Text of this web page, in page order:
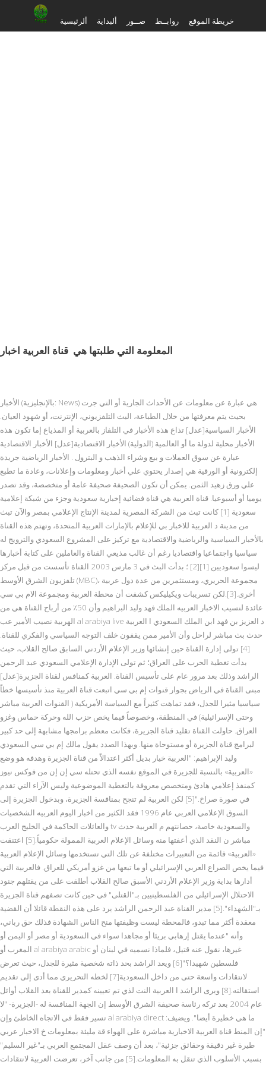
ألرئيسية ألبداية صــور روابــط خريطة الموقع
المعلومة التي طلبتها هي قناة العربية اخبار
الأخبار (بالإنجليزية: News) هي عبارة عن معلومات عن الأحداث الجارية أو التي جرت
بحيث يتم معرفتها من خلال الطباعة، البث التلفزيوني، الإنترنت، أو شهود العيان.
الأخبار السياسية[عدل] تذاع هذه الأخبار في التلفاز بالعربية أو المذياع إما تكون هذه
الأخبار محلية لدولة ما أو العالمية (الدولية) الأخبار الاقتصادية[عدل] الأخبار الاقتصادية
عبارة عن سوق العملات و بيع وشراء الذهب و البترول . الأخبار الرياضية جريدة
إلكترونية أو الورقية هي إصدار يحتوي علي أخبار ومعلومات وإعلانات، وعادة ما تطبع
علي ورق زهيد الثمن. يمكن أن تكون الصحيفة صحيفة عامة أو متخصصة، وقد تصدر
يوميا أو أسبوعيا. قناة العربية هي قناة فضائية إخبارية سعودية وجزء من شبكة إعلامية
سعودية [1] كانت تبث من الشركة المصرية لمدينة الإنتاج الإعلامي بمصر والآن تبث
من مدينة د العربية للاخبار بي للإعلام بالإمارات العربية المتحدة، وتهتم هذه القناة
بالأخبار السياسية والرياضية والاقتصادية مع تركيز على المشروع السعودي والترويج له
سياسيا واجتماعيا واقتصاديا رغم أن غالب مذيعي القناة والعاملين على كتابة أخبارها
ليسوا سعوديين [1][2] ؛ بدأت البث في 3 مارس 2003 القناة تأسست من قبل مركز
تلفزيون الشرق الأوسط (MBC)، مجموعة الحريري، ومستثمرين من عدة دول عربية
أخرى.[3].لكن تسريبات ويكيليكس كشفت أن محطة العربية ومجموعة الام بي سي
عائدة لنسيب الاخبار العربیه الملك فهد وليد البراهيم وأن 50٪ من أرباح القناة هي من
الهربية نصيب الأمير عب al arabiya live د العزيز بن فهد ابن الملك السعودي ا العربية
حدث بث مباشر لراحل وأن الأمير ممن يقفون خلف التوجه السياسي والفكري للقناة.
[4] تولى إدارة القناة حين إنشائها وزير الإعلام الأردني السابق صالح القلاب، حيث
بدأت تغطية الحرب على العراق؛ ثم تولى الإدارة الإعلامي السعودي عبد الرحمن
الراشد وذلك بعد مرور عام على تأسيس القناة. العربية كمنافس لقناة الجزيرة[عدل]
مبنى القناة في الرياض بجوار قنوات إم بي سي اتبعت قناة العربية منذ تأسيسها خطاً
سياسيا مثيرا للجدل، فقد تماهت كثيراً مع السياسة الأمريكية ( القنوات العربية مباشر
وحتى الإسرائيلية) في المنطقة، وخصوصاً فيما يخص حزب الله وحركة حماس وغزو
العراق. حاولت القناة تقليد قناة الجزيرة، فكانت معظم برامجها مشابهة إلى حد كبير
لبرامج قناة الجزيرة أو مستوحاة منها. وبهذا الصدد يقول مالك إم بي سي السعودي
وليد الإبراهيم: "العربية خيار بديل أكثر اعتدالاً من قناة الجزيرة وهدفه هو وضع
«العربية» بالنسبة للجزيرة في الموقع نفسه الذي تحتله سي إن إن من فوكس نيوز
كمنفذ إعلامي هادئ ومتخصص معروفة بالتغطية الموضوعية وليس الآراء التي تقدم
في صورة صراخ."[5] لكن العربية لم تنجح بمنافسة الجزيرة، وبدخول الجزيرة إلى
السوق الإعلامي العربي عام 1996 فقد الكثير من اخبار اليوم العربيه الشخصيات
والعائلات الحاكمة في الخليج العرب tv والسعودية خاصة، حصانتهم م العربية حدث
مباشر ن النقد الذي أعفتها منه وسائل الإعلام العربية الممولة حكومياً.[5] اعتنقت
«العربية» قائمة من التعبيرات مختلفة عن تلك التي تستخدمها وسائل الإعلام العربية
فيما يخص الصراع العربي الإسرائيلي أو ما تبعها من غزو أمريكي للعراق. فالعربية التي
أدارها بداية وزير الإعلام الأردني الأسبق صالح القلاب أطلقت على من يقتلهم جنود
الاحتلال الإسرائيلي من الفلسطينيين بـ"القتلى" في حين كانت تصفهم قناة الجزيرة
بـ"الشهداء".[5] مدير القناة عبد الرحمن الراشد يرد على هذه النقطة قائلا أن القضية
معقدة أكثر مما تبدو، فالمحطة ليست وظيفتها منح الناس الشهادة فذلك حق رباني،
وأنه "عندما يقتل إرهابي بريئا أو مجاهدا سواء في السعودية أو مصر أو اليمن أو
المغرب أو al arabiya arabic غيرها، نقول عنه قتيل، فلماذا نسميه في لبنان أو
فلسطين شهيدا؟"[6] ويعد الراشد بحد ذاته شخصية مثيرة للجدل، حيث تعرض
لانتقادات واسعة حتى من داخل السعودية[7] لخطه التحريري مما أدى إلى تقديم
استقالته.[8] ويرى الراشد ا العربية النت لذي تم تعيينه كمدير للقناة بعد القلاب أوائل
عام 2004 بعد تركه رئاسة صحيفة الشرق الأوسط إن الجهة المنافسة له -الجزيرة- "لا
تسير فقط في الاتجاه الخاطئ وإن al arabiya direct ما هي خطيرة أيضا". ويضيف:
"إن المنط قناة العربية الاخبارية مباشرة على الهواء قة مليئة بمعلومات خ الاخبار عربي
طيرة غير دقيقة وحقائق جزئية"، بعد أن وصف عقل المجتمع العربي بـ"غير السليم"
بسبب الأسلوب الذي تنقل به المعلومات.[5] من جانب آخر، تعرضت العربية لانتقادات